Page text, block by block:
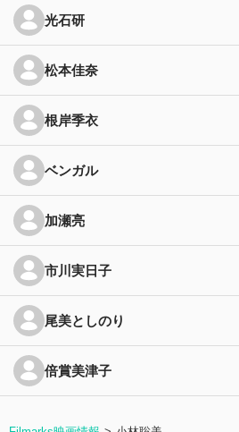
光石研
松本佳奈
根岸季衣
ベンガル
加瀬亮
市川実日子
尾美としのり
倍賞美津子